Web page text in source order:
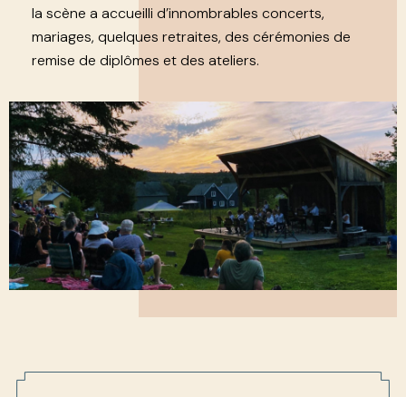
la scène a accueilli d’innombrables concerts,
mariages, quelques retraites, des cérémonies de
remise de diplômes et des ateliers.